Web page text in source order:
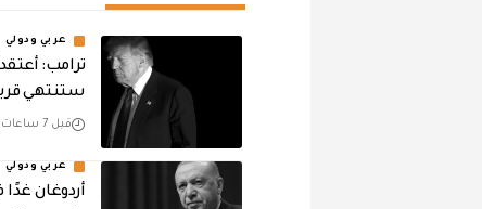
عربي ودولي
‏ترامب:
ستنتهي
قبل 7 ساعات
عربي ودولي
أردوغان